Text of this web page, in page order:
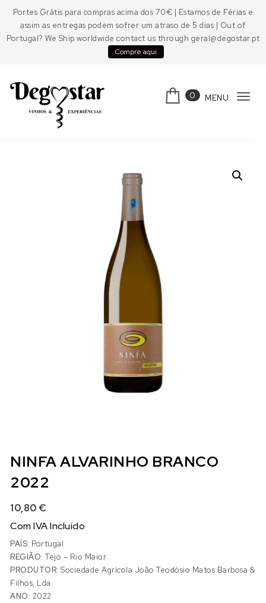
Portes Grátis para compras acima dos 70€ | Estamos de Férias e
assim as entregas podem sofrer um atraso de 5 dias | Out of
Portugal? We Ship worldwide contact us through geral@degostar.pt
Compre aqui
0 MENU
NINFA ALVARINHO BRANCO
2022
10,80€
Com IVA Incluído
PAÍS: Portugal
REGIÃO: Tejo – Rio Maior
PRODUTOR: Sociedade Agrícola João Teodósio Matos Barbosa &
Filhos, Lda.
ANO: 2022